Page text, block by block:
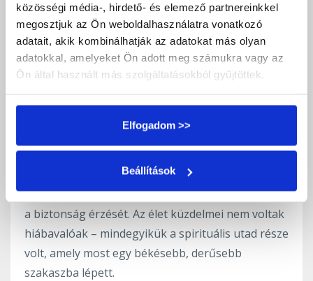
közösségi média-, hirdető- és elemező partnereinkkel
megosztjuk az Ön weboldalhasználatra vonatkozó
adatait, akik kombinálhatják az adatokat más olyan
adatokkal, amelyeket Ön adott meg számukra vagy az
Ön által használt más szolgáltatásokból gyűjtöttek.
Elfogadom >>
Beállítások
megújul” – üzeni Jeremiel.
Most végre békére lelhetsz
Jeremiel szelíd hangján azt üzeni, hogy mindazok
szívedbe, és ezt a békét egy olyan szeretet adja,
amely feltétel nélküli és örök. Jeremiel irányít
bennünket, hogy elfogadjuk ezt az ajándékot, és
ne féljünk attól, hogy végre átéljük a nyugalom és
a biztonság érzését. Az élet küzdelmei nem voltak
hiábavalóak – mindegyikük a spirituális utad része
volt, amely most egy békésebb, derűsebb
szakaszba lépett.